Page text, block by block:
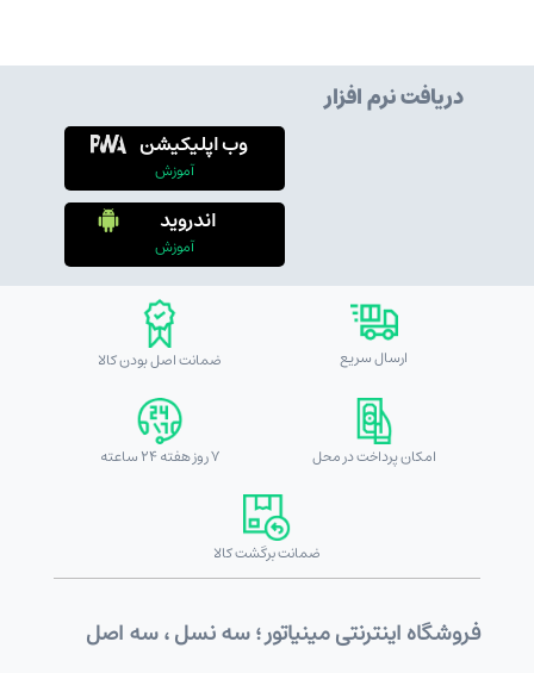
دریافت نرم افزار
وب اپلیکیشن
آموزش
اندروید
آموزش
ارسال سریع ضمانت اصل بودن کالا
امکان پرداخت در محل 7 روز هفته 24 ساعته
ضمانت برگشت کالا
فروشگاه اینترنتی مینیاتور ؛ سه نسل ، سه اصل